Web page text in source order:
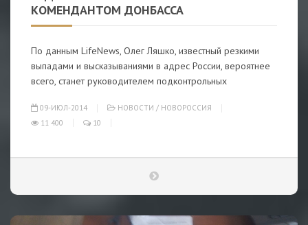
КОМЕНДАНТОМ ДОНБАССА
По данным LifeNews, Олег Ляшко, известный резкими
выпадами и высказываниями в адрес России, вероятнее
всего, станет руководителем подконтрольных
09-ИЮЛ-2014 НОВОСТИ / НОВОРОССИЯ
11 400
10